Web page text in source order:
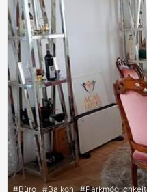
#Büro #Balkon #Parkmöglichkeit